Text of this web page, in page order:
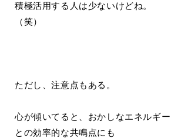
積極活用する人は少ないけどね。
（笑）
ただし、注意点もある。
心が傾いてると、おかしなエネルギー
との効率的な共鳴点にも